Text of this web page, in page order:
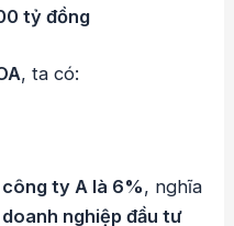
tỷ đồng
, ta có:
công ty A là 6%, nghĩa
nghiệp đầu tư